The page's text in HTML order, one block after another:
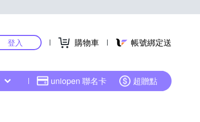
登入 購物車 帳號綁定送
uniopen 聯名卡 超贈點